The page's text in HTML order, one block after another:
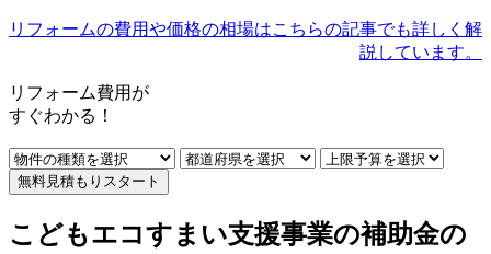
リフォームの費用や価格の相場はこちらの記事でも詳しく解
説しています。
リフォーム費用 が
すぐわかる！
無料見積もりスタート
こどもエコすまい支援事業の補助金の